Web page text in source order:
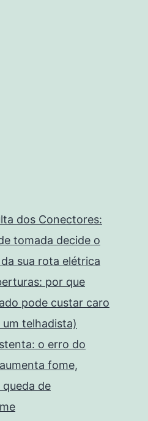
dos Conectores:
tomada decide o
sua rota elétrica
por que
pode custar caro
telhadista)
o erro do
fome,
de